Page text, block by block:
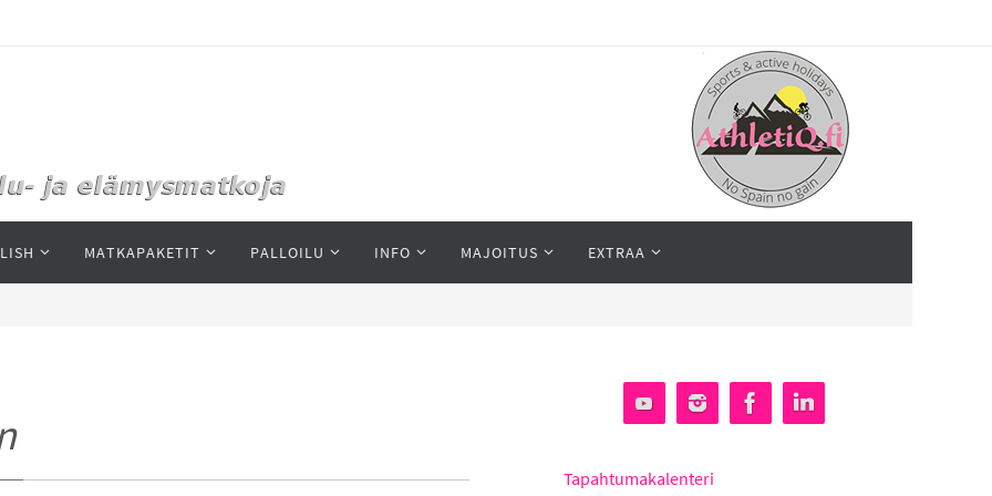
MATKAPAKETIT PALLOILU INFO MAJOITUS EXTRAA
Tapahtumakalenteri